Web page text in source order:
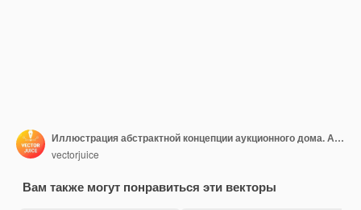
Иллюстрация абстрактной концепции аукционного дома. Аукцион жилой и коммерческой недвижимости, покупка, продажа активов онлайн, эксклюзивные торги, последовательные торги, бизнес-аукционы.
vectorjuice
Вам также могут понравиться эти векторы